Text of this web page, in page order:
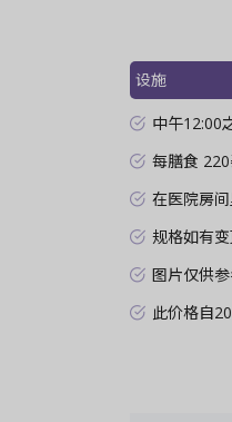
设施
中午12:00
每膳食
在医院房
规格如有
图片仅供
此价格自